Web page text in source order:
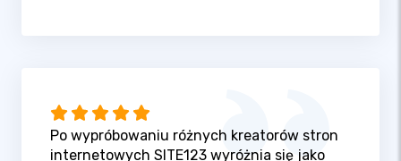
Po wypróbowaniu różnych kreatorów stron
internetowych SITE123 wyróżnia się jako